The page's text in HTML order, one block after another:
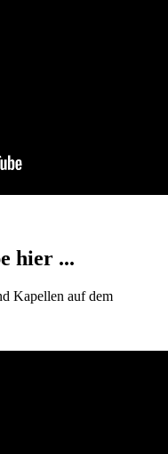
hier ...
Kapellen auf dem